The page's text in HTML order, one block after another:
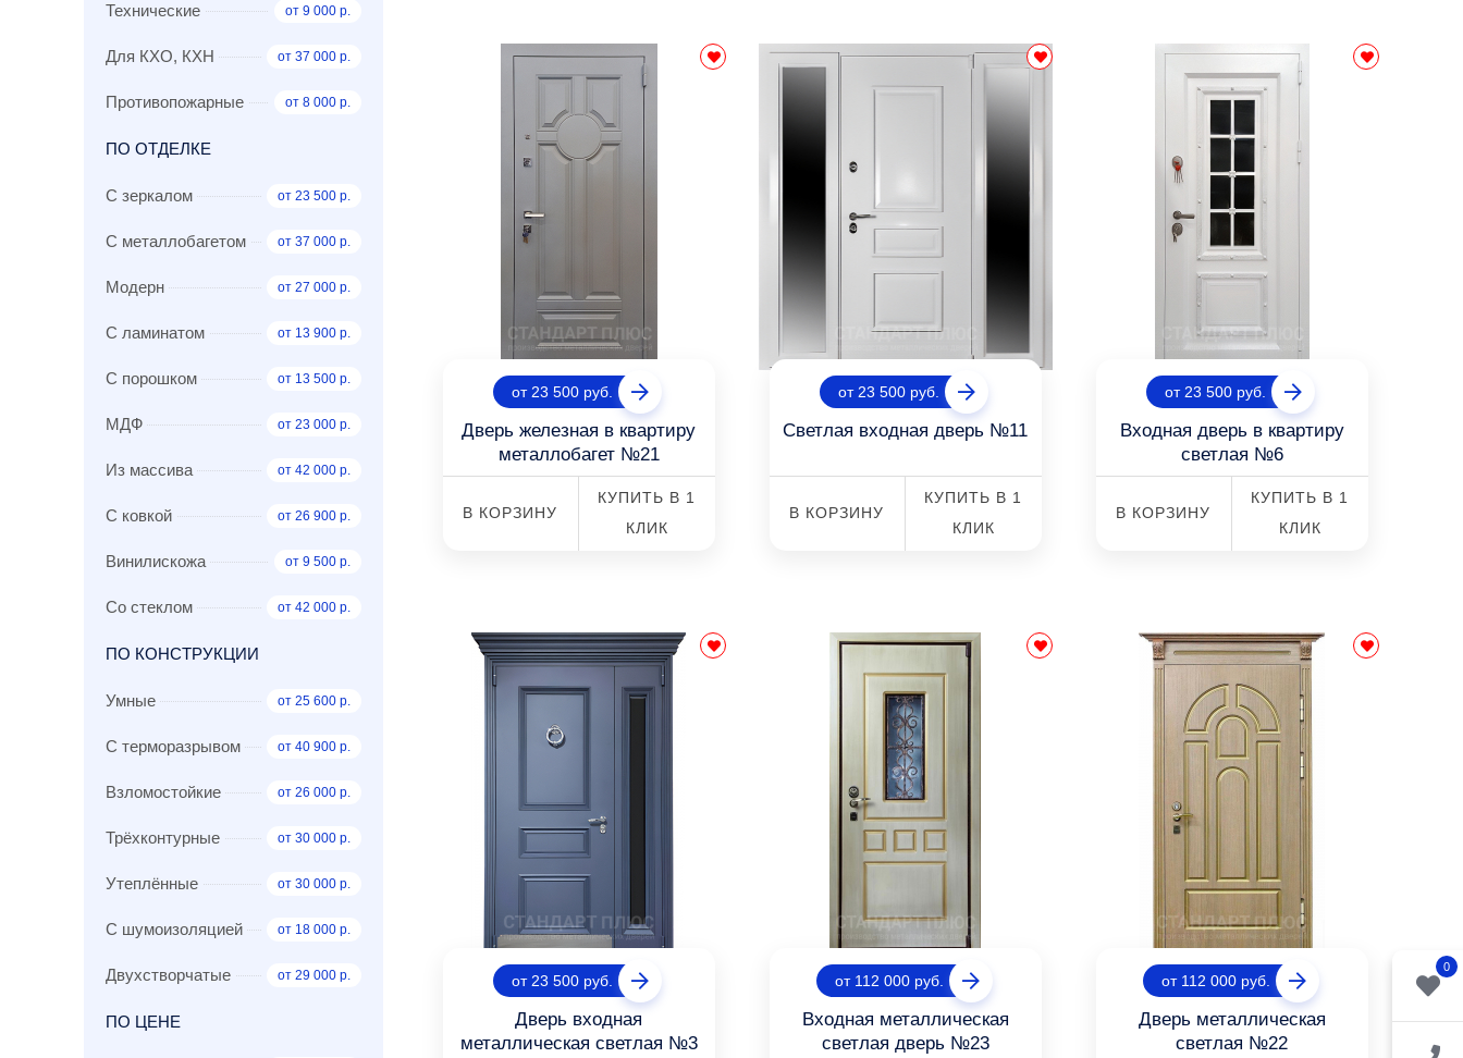
0
Технические от 9 000 р.
Для КХО, КХН от 37 000 р.
Противопожарные от 8 000 р.
ПО ОТДЕЛКЕ
С зеркалом от 23 500 р.
С металлобагетом от 37 000 р.
Модерн от 27 000 р.
С ламинатом от 13 900 р.
С порошком от 13 500 р.
МДФ от 23 000 р.
Из массива от 42 000 р.
С ковкой от 26 900 р.
Винилискожа от 9 500 р.
Со стеклом от 42 000 р.
ПО КОНСТРУКЦИИ
Умные от 25 600 р.
С терморазрывом от 40 900 р.
Взломостойкие от 26 000 р.
Трёхконтурные от 30 000 р.
Утеплённые от 30 000 р.
С шумоизоляцией от 18 000 р.
Двухстворчатые от 29 000 р.
ПО ЦЕНЕ
от 23 500 руб.
Дверь железная в квартиру
металлобагет №21
В КОРЗИНУ
КУПИТЬ В 1
КЛИК
от 23 500 руб.
Светлая входная дверь №11
В КОРЗИНУ
КУПИТЬ В 1
КЛИК
от 23 500 руб.
Входная дверь в квартиру
светлая №6
В КОРЗИНУ
КУПИТЬ В 1
КЛИК
от 23 500 руб.
Дверь входная
металлическая светлая №3
от 112 000 руб.
Входная металлическая
светлая дверь №23
от 112 000 руб.
Дверь металлическая
светлая №22